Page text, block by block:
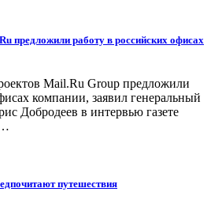
предложили работу в российских офисах
Mail.Ru Group предложили
компании, заявил генеральный
Добродеев в интервью газете
путешествия